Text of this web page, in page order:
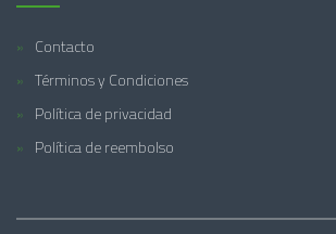
Contacto
Términos y Condiciones
Política de privacidad
Política de reembolso